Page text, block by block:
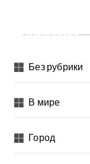
Рубрики
Без рубрики
В мире
Город